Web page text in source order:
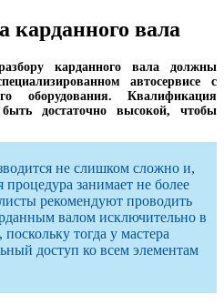
карданного вала
карданного вала должны
автосервисе с
оборудования. Квалификация
достаточно высокой, чтобы
не слишком сложно и,
процедура занимает не более
рекомендуют проводить
валом исключительно в
тогда у мастера
доступ ко всем элементам